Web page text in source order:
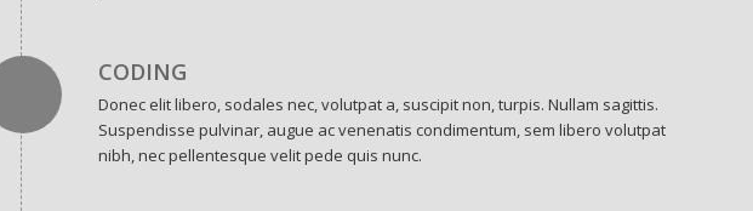
CODING
Donec elit libero, sodales nec, volutpat a, suscipit non, turpis. Nullam sagittis.
Suspendisse pulvinar, augue ac venenatis condimentum, sem libero volutpat
nibh, nec pellentesque velit pede quis nunc.